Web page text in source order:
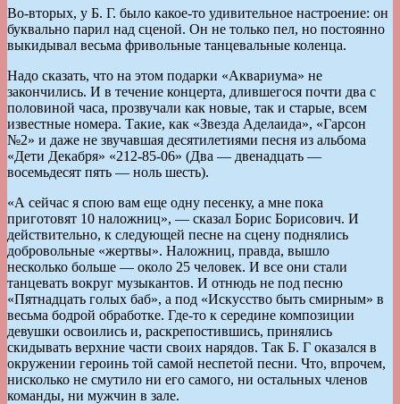
Во-вторых, у Б. Г. было какое-то удивительное настроение: он
буквально парил над сценой. Он не только пел, но постоянно
выкидывал весьма фривольные танцевальные коленца.
Надо сказать, что на этом подарки «Аквариума» не
закончились. И в течение концерта, длившегося почти два с
половиной часа, прозвучали как новые, так и старые, всем
известные номера. Такие, как «Звезда Аделаида», «Гарсон
№2» и даже не звучавшая десятилетиями песня из альбома
«Дети Декабря» «212-85-06» (Два — двенадцать —
восемьдесят пять — ноль шесть).
«А сейчас я спою вам еще одну песенку, а мне пока
приготовят 10 наложниц», — сказал Борис Борисович. И
действительно, к следующей песне на сцену поднялись
добровольные «жертвы». Наложниц, правда, вышло
несколько больше — около 25 человек. И все они стали
танцевать вокруг музыкантов. И отнюдь не под песню
«Пятнадцать голых баб», а под «Искусство быть смирным» в
весьма бодрой обработке. Где-то к середине композиции
девушки освоились и, раскрепостившись, принялись
скидывать верхние части своих нарядов. Так Б. Г оказался в
окружении героинь той самой неспетой песни. Что, впрочем,
нисколько не смутило ни его самого, ни остальных членов
команды, ни мужчин в зале.